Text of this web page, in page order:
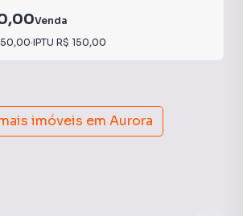
Venda
·IPTU R$ 150,00
imóveis em Aurora